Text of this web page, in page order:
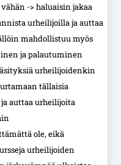
-> haluaisin jakaa
urheilijoilla ja auttaa
mahdollistuu myös
ja palautuminen
urheilijoidenkin
tällaisia
auttaa urheilijoita
ole, eikä
urheilijoiden